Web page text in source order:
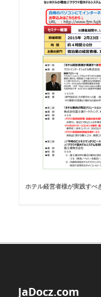
ホテル経営者様が実践すべ
JaDocz.com